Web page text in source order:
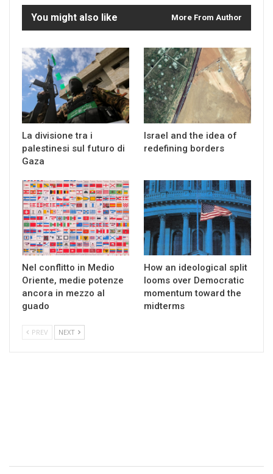
You might also like More From Author
La divisione tra i
palestinesi sul futuro di
Gaza
Israel and the idea of
redefining borders
Nel conflitto in Medio
Oriente, medie potenze
ancora in mezzo al
guado
How an ideological split
looms over Democratic
momentum toward the
midterms
PREV NEXT